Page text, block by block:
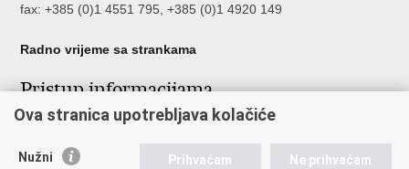
fax: +385 (0)1 4551 795, +385 (0)1 4920 149
Radno vrijeme sa strankama
Pristup informacijama
Pristup informacijama
Nepravilnosti
Ova stranica upotrebljava kolačiće
Nužni Prihvaćam Ne prihvaćam